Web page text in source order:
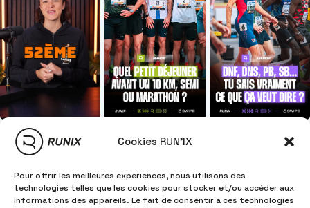
Cookies RUN'IX
Pour offrir les meilleures expériences, nous utilisons des
technologies telles que les cookies pour stocker et/ou accéder aux
informations des appareils. Le fait de consentir à ces technologies